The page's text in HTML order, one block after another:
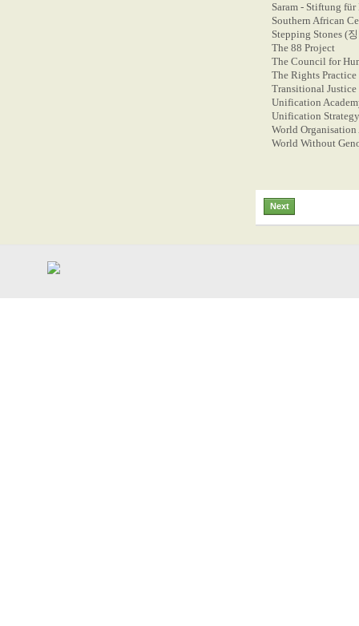
Saram - Stiftung
Southern African
Stepping Stones (
The 88 Project
The Council for
The Rights Practice
Transitional
Unification
Unification
World
World Without
Next